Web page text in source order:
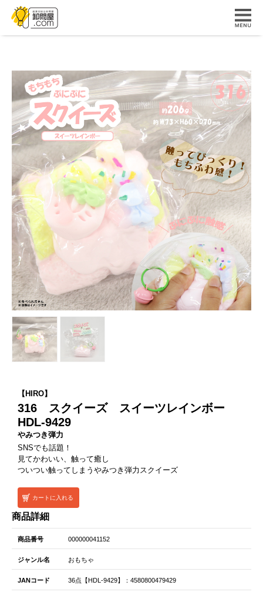
【HIRO】
316 スクイーズ スイーツレインボー
HDL-9429
やみつき弾力
SNSでも話題！
見てかわいい、触って癒し
ついつい触ってしまうやみつき弾力スクイーズ
カートに入れる
商品詳細
商品番号 000000041152
ジャンル名 おもちゃ
JANコード 36点【HDL-9429】：4580800479429